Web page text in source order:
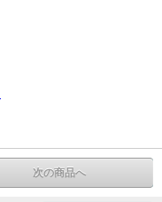
次の商品へ